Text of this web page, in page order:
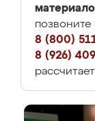
8 (800)
8 (926)